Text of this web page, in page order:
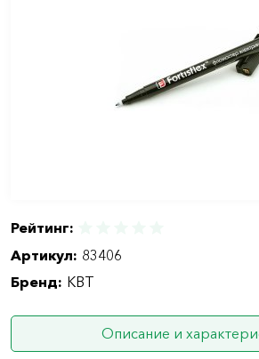
Рейтинг:
Артикул: 83406
Бренд: КВТ
Описание и